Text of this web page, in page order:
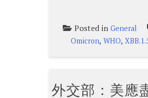
Posted in General
Omicron,WHO,
外交部：美應